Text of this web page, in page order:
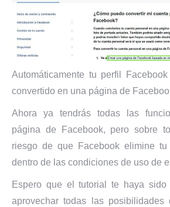
Automáticamente tu perfil
convertido en una página de
Ahora ya tendrás todas las
página de Facebook, pero sobre
riesgo de que Facebook elimine
dentro de las condiciones de uso de
Espero que el tutorial te haya
aprovechar todas las